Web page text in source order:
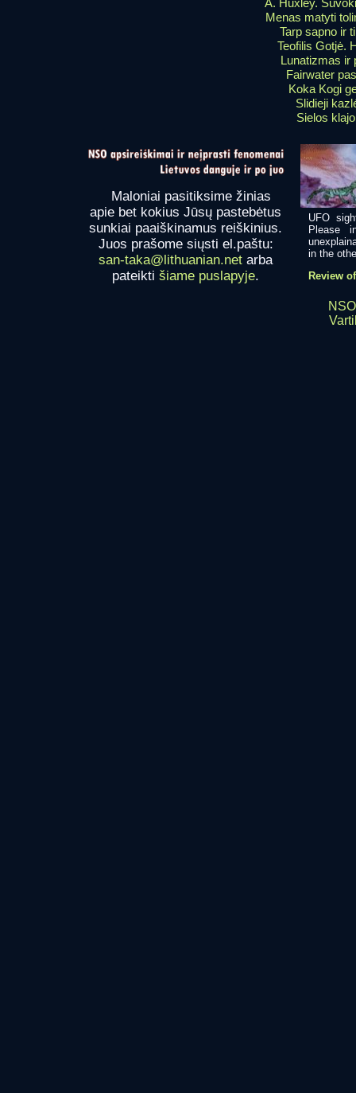
Menas matyti
Tarp sapno ir
Teofilis Gotjė.
Lunatizmas ir
Fairwater
Koka Kogi
Slidieji
Sielos
Maloniai pasitiksime žinias
apie bet kokius Jūsų pastebėtus
sunkiai paaiškinamus reiškinius.
Juos prašome siųsti el.paštu:
san-taka@lithuanian.net arba
pateikti šiame puslapyje.
UFO
Please
in the
Review